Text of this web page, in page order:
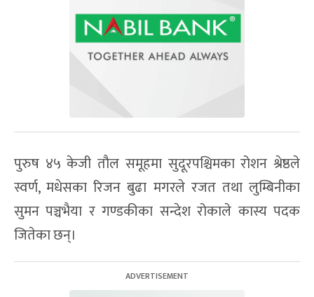
पुरुष ४५ केजी तौल समूहमा सुदूरपश्चिमका रोशन श्रेष्ठले
स्वर्ण, मधेसका रिजन बुढा मगरले रजत तथा लुम्बिनीका
सुमन पञ्चभैया र गण्डकीका सन्देश रोकाले कास्य पदक
जितेका छन्।